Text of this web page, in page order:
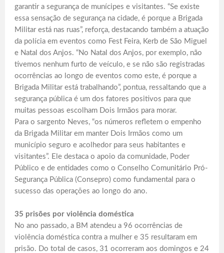
garantir a segurança de munícipes e visitantes. “Se existe
essa sensação de segurança na cidade, é porque a Brigada
Militar está nas ruas”, reforça, destacando também a atuação
da polícia em eventos como Fest Feira, Kerb de São Miguel
e Natal dos Anjos. “No Natal dos Anjos, por exemplo, não
tivemos nenhum furto de veículo, e se não são registradas
ocorrências ao longo de eventos como este, é porque a
Brigada Militar está trabalhando”, pontua, ressaltando que a
segurança pública é um dos fatores positivos para que
muitas pessoas escolham Dois Irmãos para morar.
Para o sargento Neves, “os números refletem o empenho
da Brigada Militar em manter Dois Irmãos como um
município seguro e acolhedor para seus habitantes e
visitantes”. Ele destaca o apoio da comunidade, Poder
Público e de entidades como o Conselho Comunitário Pró-
Segurança Pública (Consepro) como fundamental para o
sucesso das operações ao longo do ano.
35 prisões por violência doméstica
No ano passado, a BM atendeu a 96 ocorrências de
violência doméstica contra a mulher e 35 resultaram em
prisão. Do total de casos, 31 ocorreram aos domingos e 24